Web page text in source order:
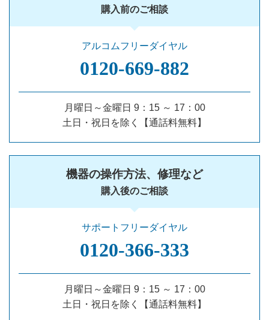
購入前のご相談
アルコムフリーダイヤル
0120‐669‐882
月曜日～金曜日 9：15 ～ 17：00
土日・祝日を除く【通話料無料】
機器の操作方法、修理など
購入後のご相談
サポートフリーダイヤル
0120‐366‐333
月曜日～金曜日 9：15 ～ 17：00
土日・祝日を除く【通話料無料】